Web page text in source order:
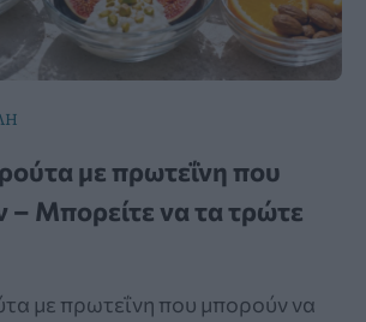
με πρωτεΐνη που
– Μπορείτε να τα τρώτε
με πρωτεΐνη που μπορούν να